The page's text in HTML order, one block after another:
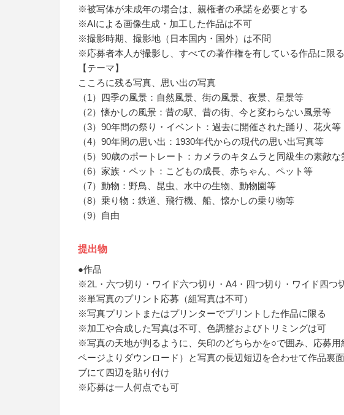
※被写体が未成年の場合は、親権者の承諾を必要とする
※AIによる画像生成・加工した作品は不可
※撮影時期、撮影地（日本国内・国外）は不問
※応募者本人が撮影し、すべての著作権を有している作品に限る
【テーマ】
こころに残る写真、思い出の写真
（1）四季の風景：自然風景、街の風景、夜景、星景等
（2）懐かしの風景：昔の駅、昔の街、今と変わらない風景等
（3）90年間の祭り・イベント：過去に開催された踊り、花火等
（4）90年間の思い出：1930年代からの現代の思い出写真等
（5）90歳のポートレート：カメラのキタムラと同級生の素敵な
（6）家族・ペット：こどもの成長、赤ちゃん、ペット等
（7）動物：野鳥、昆虫、水中の生物、動物園等
（8）乗り物：鉄道、飛行機、船、懐かしの乗り物等
（9）自由
提出物
●作品
※2L・六つ切り・ワイド六つ切り・A4・四つ切り・ワイド四つ
※単写真のプリント応募（組写真は不可）
※写真プリントまたはプリンターでプリントした作品に限る
※加工や合成した写真は不可、色調整およびトリミングは可
※写真の天地が判るように、矢印のどちらかを○で囲み、応募用
ページよりダウンロード）と写真の長辺短辺を合わせて作品裏
ブにて四辺を貼り付け
※応募は一人何点でも可